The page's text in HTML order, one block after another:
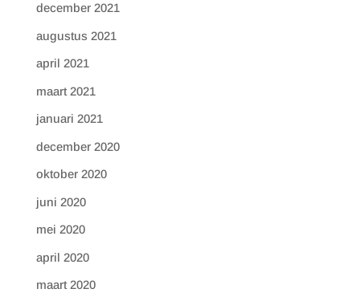
december 2021
augustus 2021
april 2021
maart 2021
januari 2021
december 2020
oktober 2020
juni 2020
mei 2020
april 2020
maart 2020